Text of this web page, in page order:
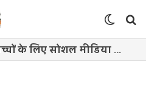
Switch
skin
13 साल से कम उम्र के बच्चों के लिए सोशल मीडिया बैन! संसद में बिल लाने की तैयारी